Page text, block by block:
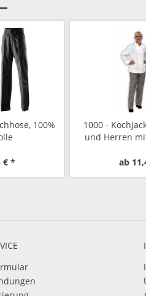
100%
€ *
1000 -
und Herren
ab